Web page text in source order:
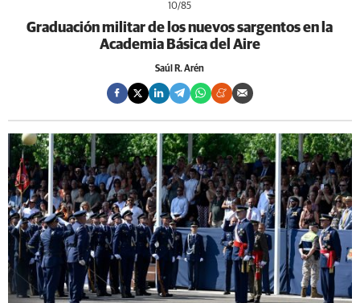
10/85
Graduación militar de los nuevos sargentos en la
Academia Básica del Aire
Saúl R. Arén